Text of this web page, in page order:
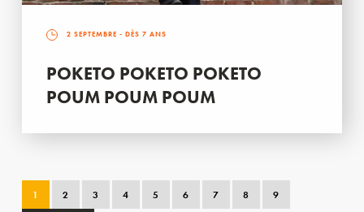
2 SEPTEMBRE - DÈS 7 ANS
POKETO POKETO POKETO
POUM POUM POUM
1 2 3 4 5 6 7 8 9